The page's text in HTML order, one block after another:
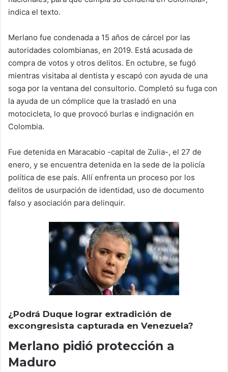
indica el texto.
Merlano fue condenada a 15 años de cárcel por las
autoridades colombianas, en 2019. Está acusada de
compra de votos y otros delitos. En octubre, se fugó
mientras visitaba al dentista y escapó con ayuda de una
soga por la ventana del consultorio. Completó su fuga con
la ayuda de un cómplice que la trasladó en una
motocicleta, lo que provocó burlas e indignación en
Colombia.
Fue detenida en Maracabio -capital de Zulia-, el 27 de
enero, y se encuentra detenida en la sede de la policía
política de ese país. Allí enfrenta un proceso por los
delitos de usurpación de identidad, uso de documento
falso y asociación para delinquir.
¿Podrá Duque lograr extradición de
excongresista capturada en Venezuela?
Merlano pidió protección a
Maduro